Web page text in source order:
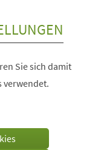
Sie sich damit
verwendet.